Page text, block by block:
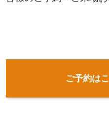
ご予約は